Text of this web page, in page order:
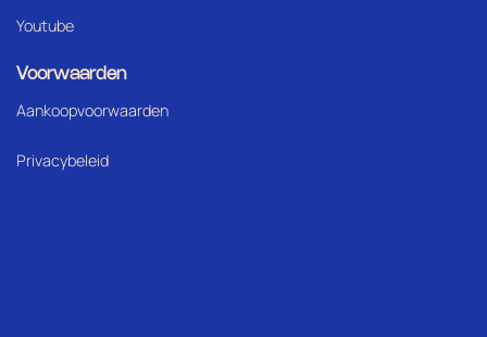
Youtube
Voorwaarden
Aankoopvoorwaarden
Privacybeleid